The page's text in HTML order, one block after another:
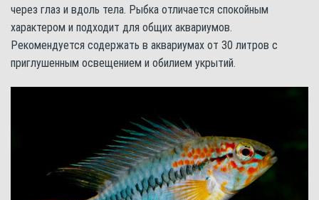
через глаз и вдоль тела. Рыбка отличается спокойным
характером и подходит для общих аквариумов.
Рекомендуется содержать в аквариумах от 30 литров с
приглушенным освещением и обилием укрытий.